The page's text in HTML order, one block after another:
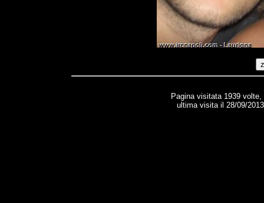
Pagina visitata 1939
ultima visita il 28/09/